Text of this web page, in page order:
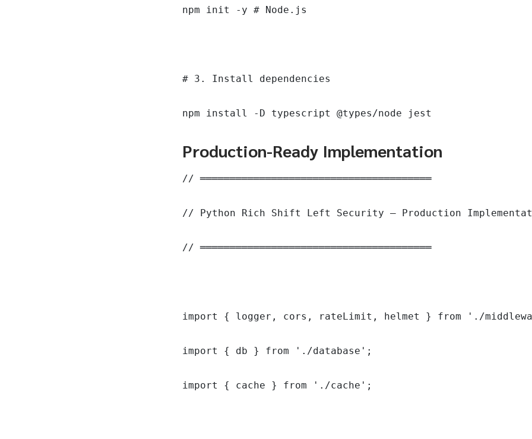
npm init -y # Node.js
# 3. Install dependencies
npm install -D typescript @types/node jest
Production-Ready Implementation
// ═══════════════════════════════════════
// Python Rich Shift Left Security — Production
// ═══════════════════════════════════════
import { logger, cors, rateLimit, helmet } from './
import { db } from './database';
import { cache } from './cache';